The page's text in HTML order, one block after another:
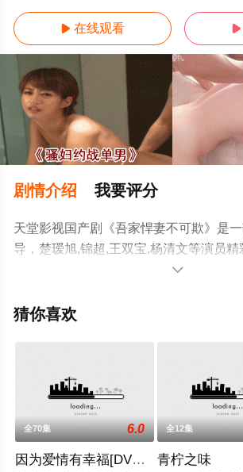
 在线观看 
剧情介绍 我要评分
天堂影视国产剧《吾家悍妻不可欺》是
导，楚瑷旭,锦超,王双宝,杨清文等演员
电视剧，大结局剧情已揭晓（第24集已
相关信息可移步至豆瓣电视剧、电视猫或

猜你喜欢
全70集 6.0
因为爱情有幸福[DVD版]
全12集
青柠之味